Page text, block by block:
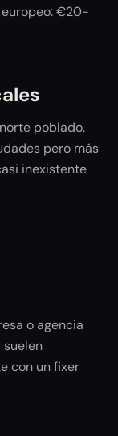
europeo: €20-
poblado.
pero más
inexistente
o agencia
suelen
con un fixer